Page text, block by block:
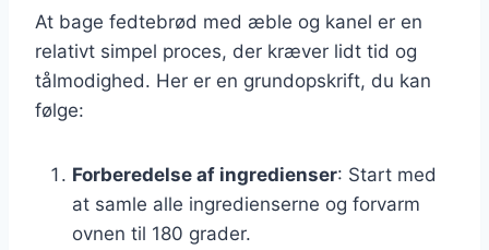
At bage fedtebrød med æble og kanel er en
relativt simpel proces, der kræver lidt tid og
tålmodighed. Her er en grundopskrift, du kan
følge:
Forberedelse af ingredienser: Start med
at samle alle ingredienserne og forvarm
ovnen til 180 grader.